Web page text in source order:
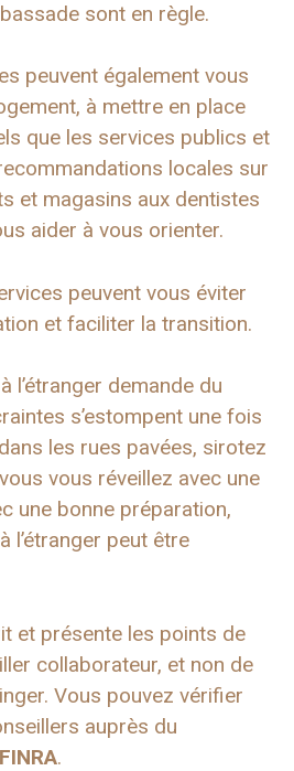
sont en règle.
peuvent également vous
à mettre en place
que les services publics et
locales sur
et magasins aux dentistes
aider à vous orienter.
peuvent vous éviter
et faciliter la transition.
l’étranger demande du
s’estompent une fois
les rues pavées, sirotez
vous réveillez avec une
une bonne préparation,
l’étranger peut être
et présente les points de
collaborateur, et non de
Vous pouvez vérifier
auprès du
FINRA.